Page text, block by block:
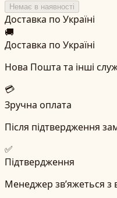
Немає в наявності
Доставка по Україні
🚚
Доставка по Україні
Нова Пошта та інші
💳
Зручна оплата
Після підтвердження
✅
Підтвердження
Менеджер зв’яжеться з